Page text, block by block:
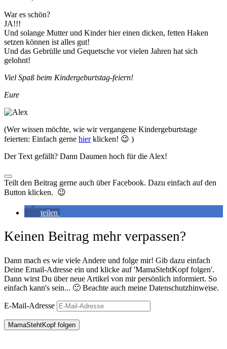
War es schön?
JA!!!
Und solange Mutter und Kinder hier einen dicken, fetten Haken
setzen können ist alles gut!
Und das Gebrülle und Gequetsche vor vielen Jahren hat sich
gelohnt!
Viel Spaß beim Kindergeburtstag-feiern!
Eure
(Wer wissen möchte, wie wir vergangene Kindergeburtstage
feierten: Einfach gerne hierklicken! 😉 )
Der Text gefällt? Dann Daumen hoch für die Alex!
Teilt den Beitrag gerne auch über Facebook. Dazu einfach auf den
Button klicken. 😉
teilen
Keinen Beitrag mehr verpassen?
Dann mach es wie viele Andere und folge mir! Gib dazu einfach
Deine Email-Adresse ein und klicke auf 'MamaStehtKopf folgen'.
Dann wirst Du über neue Artikel von mir persönlich informiert. So
einfach kann's sein... 🙂 Beachte auch meine Datenschutzhinweise.
E-Mail-Adresse
MamaStehtKopf folgen